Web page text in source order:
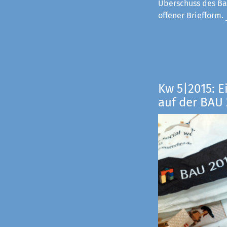
Überschuss des
offener Briefform.
Kw 5|2015:
auf der BAU